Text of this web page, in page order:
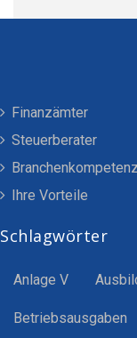
Finanzämter
Steuerberater
Branchenkompetenz
Ihre Vorteile
Schlagwörter
Anlage V
Betriebsausgaben